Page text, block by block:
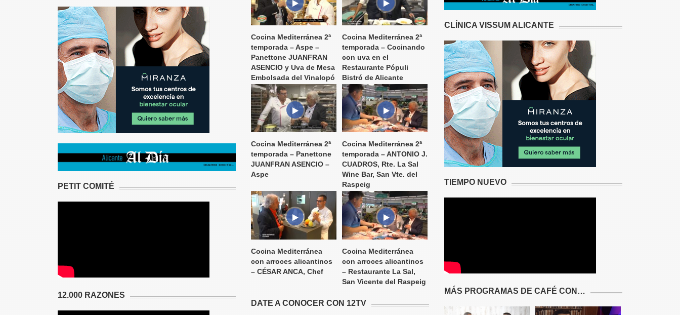
PETIT COMITÉ
12.000 RAZONES
Cocina Mediterránea 2ª
temporada – Aspe –
Panettone JUANFRAN
ASENCIO y Uva de Mesa
Embolsada del Vinalopó
Cocina Mediterránea 2ª
temporada – Cocinando
con uva en el
Restaurante Pópuli
Bistró de Alicante
Cocina Mediterránea 2ª
temporada – Panettone
JUANFRAN ASENCIO –
Aspe
Cocina Mediterránea 2ª
temporada – ANTONIO J.
CUADROS, Rte. La Sal
Wine Bar, San Vte. del
Raspeig
Cocina Mediterránea
con arroces alicantinos
– CÉSAR ANCA, Chef
Cocina Mediterránea
con arroces alicantinos
– Restaurante La Sal,
San Vicente del Raspeig
DATE A CONOCER CON 12TV
CLÍNICA VISSUM ALICANTE
TIEMPO NUEVO
MÁS PROGRAMAS DE CAFÉ CON…